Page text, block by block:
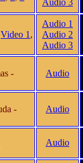
Audio 3
Video 1 ,
Audio 1
Audio 2
Audio 3
-
Audio
-
Audio
Audio